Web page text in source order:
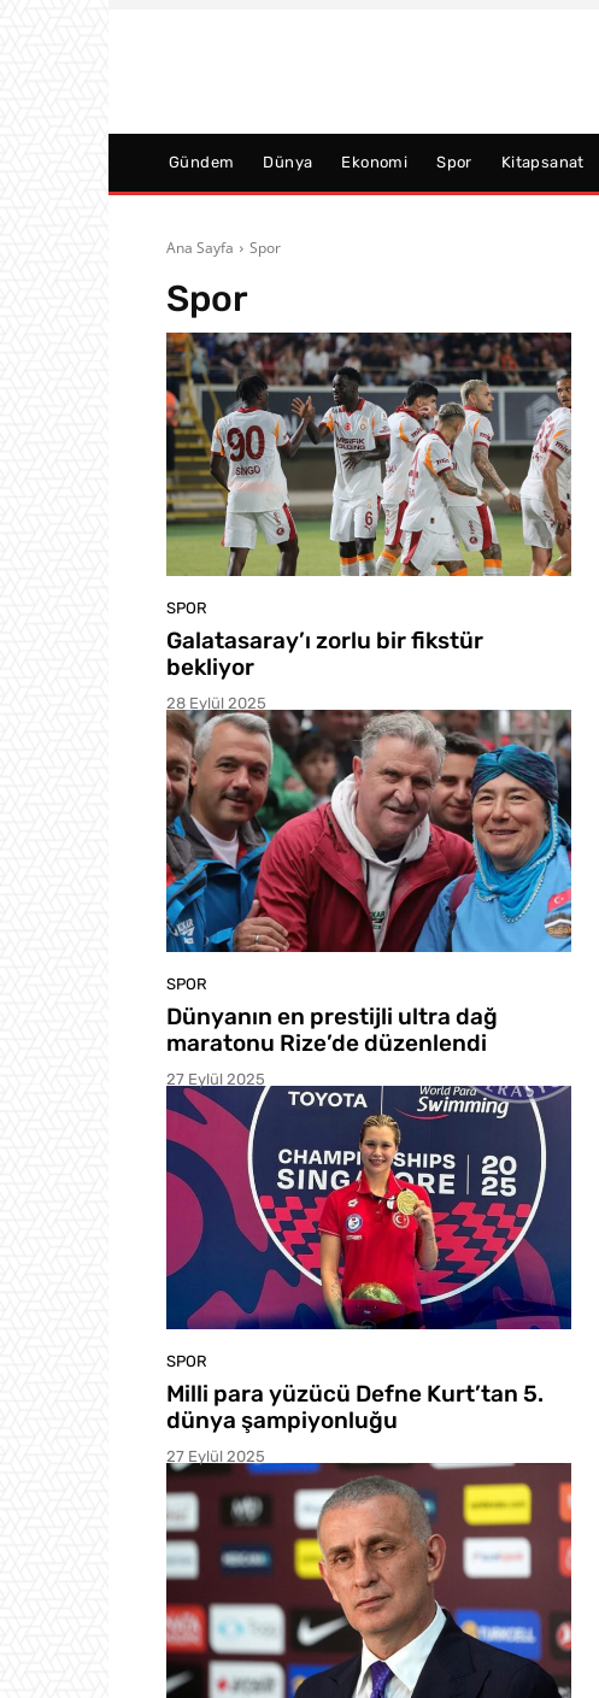
Gündem Dünya Ekonomi Spor Kitapsanat
Ana Sayfa Spor
Spor
SPOR
Galatasaray’ı zorlu bir fikstür
bekliyor
28 Eylül 2025
SPOR
Dünyanın en prestijli ultra dağ
maratonu Rize’de düzenlendi
27 Eylül 2025
SPOR
Milli para yüzücü Defne Kurt’tan 5.
dünya şampiyonluğu
27 Eylül 2025